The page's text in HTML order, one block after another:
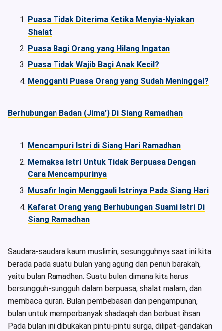
Puasa Tidak Diterima Ketika Menyia-Nyiakan
Shalat
Puasa Bagi Orang yang Hilang Ingatan
Puasa Tidak Wajib Bagi Anak Kecil?
Mengganti Puasa Orang yang Sudah Meninggal?
Berhubungan Badan (Jima’) Di Siang Ramadhan
Mencampuri Istri di Siang Hari Ramadhan
Memaksa Istri Untuk Tidak Berpuasa Dengan
Cara Mencampurinya
Musafir Ingin Menggauli Istrinya Pada Siang Hari
Kafarat Orang yang Berhubungan Suami Istri Di
Siang Ramadhan
Saudara-saudara kaum muslimin, sesungguhnya saat ini kita
berada pada suatu bulan yang agung dan penuh barakah,
yaitu bulan Ramadhan. Suatu bulan dimana kita harus
bersungguh-sungguh dalam berpuasa, shalat malam, dan
membaca quran. Bulan pembebasan dan pengampunan,
bulan untuk memperbanyak shadaqah dan berbuat ihsan.
Pada bulan ini dibukakan pintu-pintu surga, dilipat-gandakan